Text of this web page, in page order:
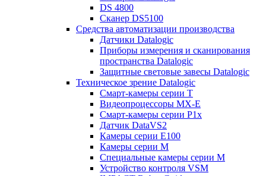
DS 4800
Сканер DS5100
Средства автоматизации производства
Датчики Datalogic
Приборы измерения и сканирования
пространства Datalogic
Защитные световые завесы Datalogic
Техническое зрение Datalogic
Смарт-камеры серии T
Видеопроцессоры MX-E
Смарт-камеры серии P1x
Датчик DataVS2
Камеры серии E100
Камеры серии M
Специальные камеры серии M
Устройство контроля VSM